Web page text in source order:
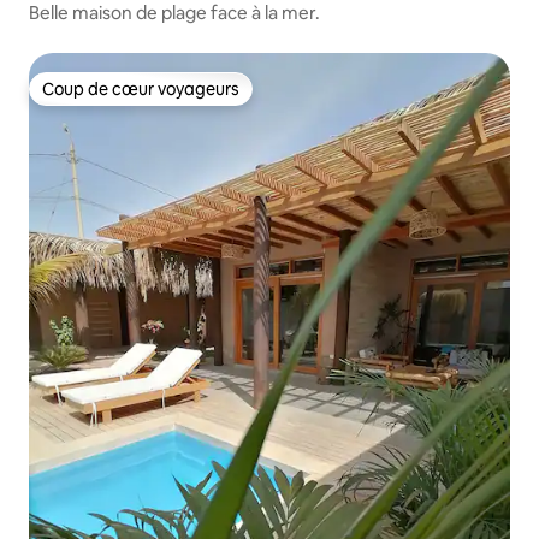
Belle maison de plage face à la mer.
Coup de cœur voyageurs
Coup de cœur voyageurs